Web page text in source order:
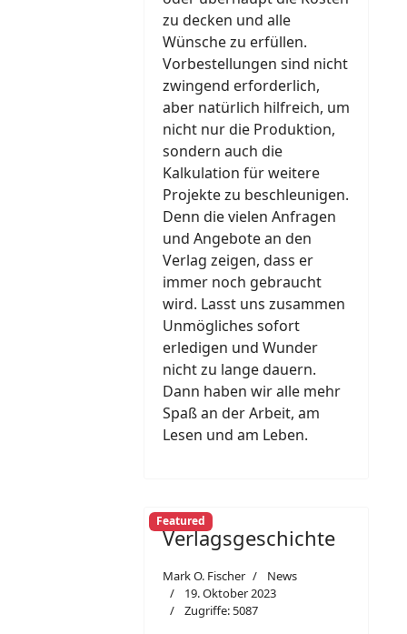
zu decken und alle
Wünsche zu erfüllen.
Vorbestellungen sind nicht
zwingend erforderlich,
aber natürlich hilfreich, um
nicht nur die Produktion,
sondern auch die
Kalkulation für weitere
Projekte zu beschleunigen.
Denn die vielen Anfragen
und Angebote an den
Verlag zeigen, dass er
immer noch gebraucht
wird. Lasst uns zusammen
Unmögliches sofort
erledigen und Wunder
nicht zu lange dauern.
Dann haben wir alle mehr
Spaß an der Arbeit, am
Lesen und am Leben.
Featured
Verlagsgeschichte
Mark O. Fischer
News
19. Oktober 2023
Zugriffe: 5087